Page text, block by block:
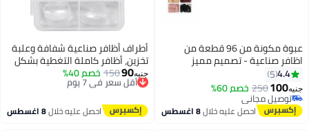
عبوة مكونة من 96 قطعة من
اظافر صناعية - تصميم مميز
4.4
5
جنيه100
250 خصم 60%
توصيل مجاني
توصيل مجانياحصل عليه خلال8 اغسطس
أطراف أظافر صناعية شفافة وعلبة
تخزين، أظافر كاملة التغطية بشكل
كوفن بـ10 مقاسات مختلفة
لصالونات التجميل وتزيين الأظافر
ومتينة لإطلاله أنيقة، لون شفاف،
100 قطعة
جنيه90
150خصم 40%
أقل سعر في 7 يوم
توصيل مجاني
احصل عليه خلال8 اغسطس